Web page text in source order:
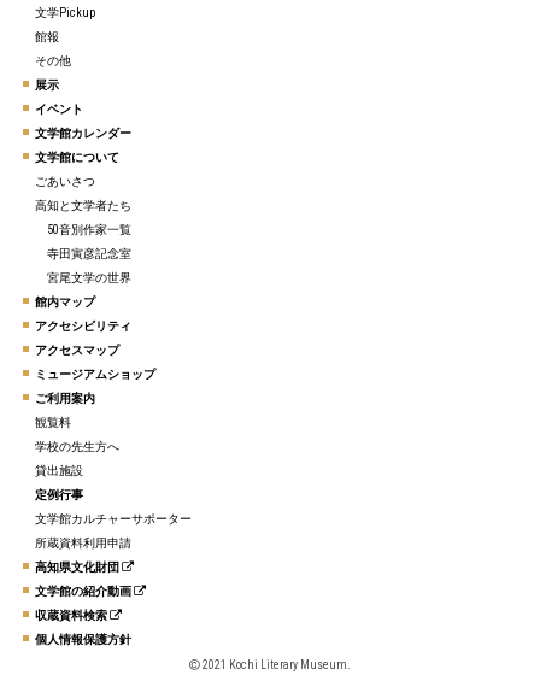
文学Pickup
館報
その他
展示
イベント
文学館カレンダー
文学館について
ごあいさつ
高知と文学者たち
50音別作家一覧
寺田寅彦記念室
宮尾文学の世界
館内マップ
アクセシビリティ
アクセスマップ
ミュージアムショップ
ご利用案内
観覧料
学校の先生方へ
貸出施設
定例行事
文学館カルチャーサポーター
所蔵資料利用申請
高知県文化財団
文学館の紹介動画
収蔵資料検索
個人情報保護方針
2021 Kochi Literary Museum.